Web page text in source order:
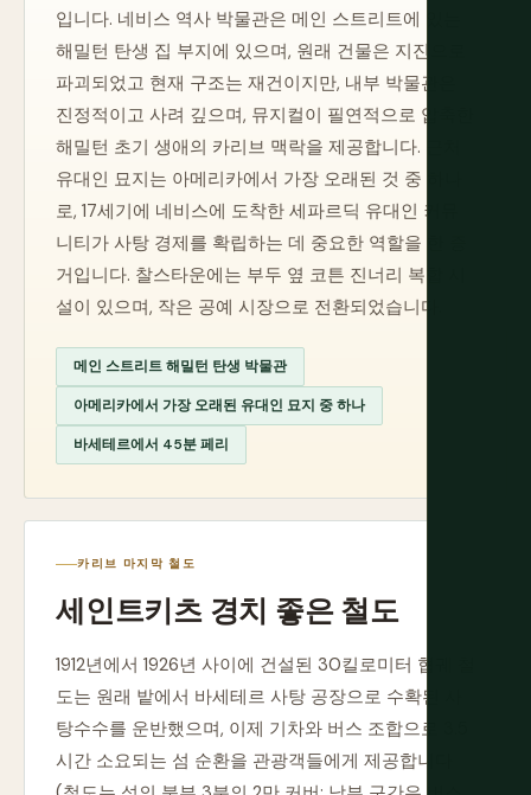
입니다. 네비스 역사 박물관은 메인 스트리트에 있는
해밀턴 탄생 집 부지에 있으며, 원래 건물은 지진으로
파괴되었고 현재 구조는 재건이지만, 내부 박물관은
진정적이고 사려 깊으며, 뮤지컬이 필연적으로 압축한
해밀턴 초기 생애의 카리브 맥락을 제공합니다. 근처
유대인 묘지는 아메리카에서 가장 오래된 것 중 하나
로, 17세기에 네비스에 도착한 세파르딕 유대인 커뮤
니티가 사탕 경제를 확립하는 데 중요한 역할을 한 증
거입니다. 찰스타운에는 부두 옆 코튼 진너리 복합 시
설이 있으며, 작은 공예 시장으로 전환되었습니다.
메인 스트리트 해밀턴 탄생 박물관
아메리카에서 가장 오래된 유대인 묘지 중 하나
바세테르에서 45분 페리
카리브 마지막 철도
세인트키츠 경치 좋은 철도
1912년에서 1926년 사이에 건설된 30킬로미터 협궤 철
도는 원래 밭에서 바세테르 사탕 공장으로 수확된 사
탕수수를 운반했으며, 이제 기차와 버스 조합으로 3.5
시간 소요되는 섬 순환을 관광객들에게 제공합니다